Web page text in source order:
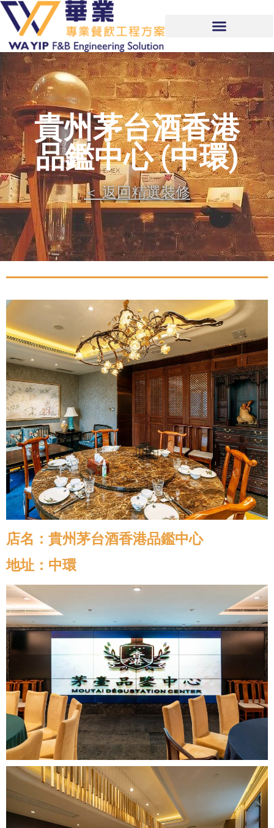
貴州茅台酒香港
品鑑中心 (中環)
＜ 返回精選裝修
店名：貴州茅台酒香港品鑑中心
地址：中環